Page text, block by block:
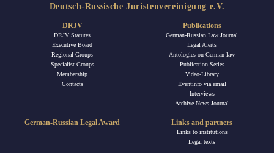
Deutsch-Russische Juristenvereinigung e.V.
DRJV
DRJV Statutes
Executive Board
Regional Groups
Specialist Groups
Membership
Contacts
Publications
German-Russian Law Journal
Legal Alerts
Antologies on German law
Publication Series
Video-Library
Eventinfo via email
Interviews
Archive News Journal
German-Russian Legal Award Links and partners
Links to institutions
Legal texts